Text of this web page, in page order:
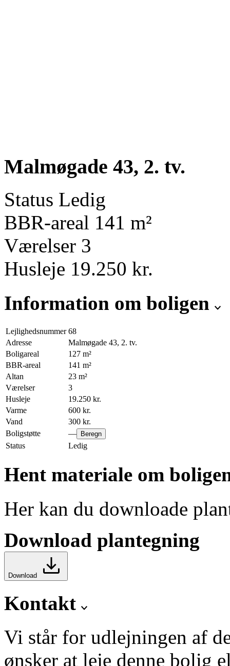
Malmøgade 43, 2. tv.
Status Ledig
BBR-areal 141 m²
Værelser 3
Husleje 19.250 kr.
Information om boligen
Lejlighedsnummer 68
Adresse
Malmøgade 43, 2. tv.
Boligareal
127 m²
BBR-areal
141 m²
Altan
23 m²
Værelser
3
Husleje
19.250 kr.
Varme
600 kr.
Vand
300 kr.
Boligstøtte
— Beregn
Status Ledig
Hent materiale om
Her kan du downloade
Download plantegning
Download
Kontakt
Vi står for udlejningen af
ønsker at leje denne bolig